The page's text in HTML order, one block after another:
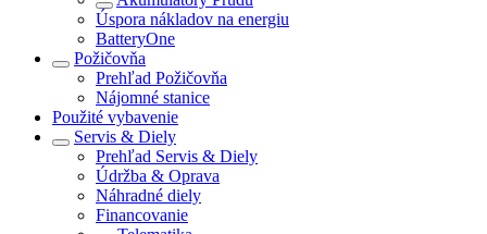
Úspora nákladov na energiu
BatteryOne
Požičovňa
Prehľad Požičovňa
Nájomné stanice
Použité vybavenie
Servis & Diely
Prehľad Servis & Diely
Údržba & Oprava
Náhradné diely
Financovanie